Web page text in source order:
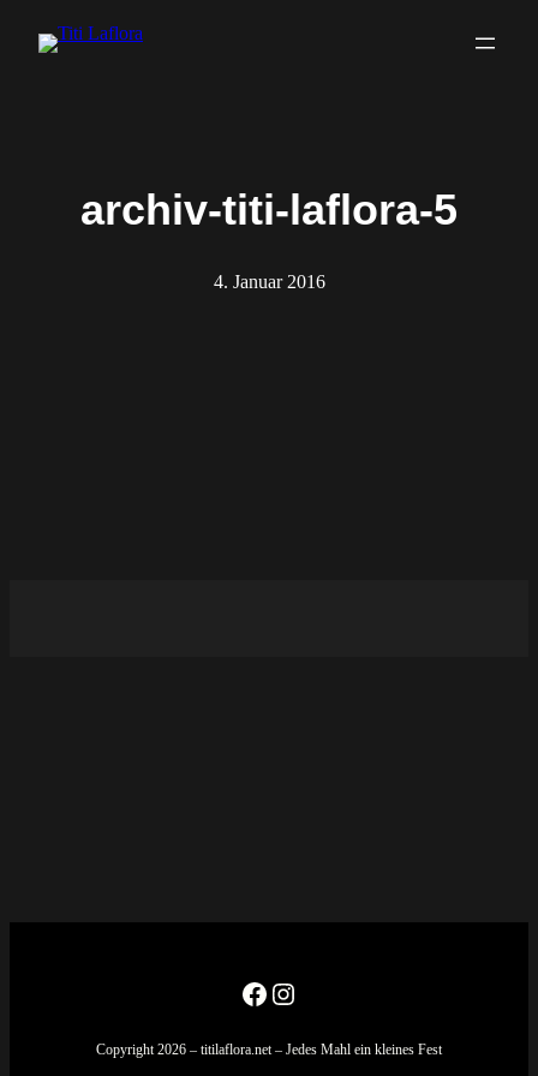
Inhalt
archiv-titi-laflora-5
4. Januar 2016
Facebook
Instagram
Copyright 2026 – titilaflora.net – Jedes Mahl ein kleines Fest